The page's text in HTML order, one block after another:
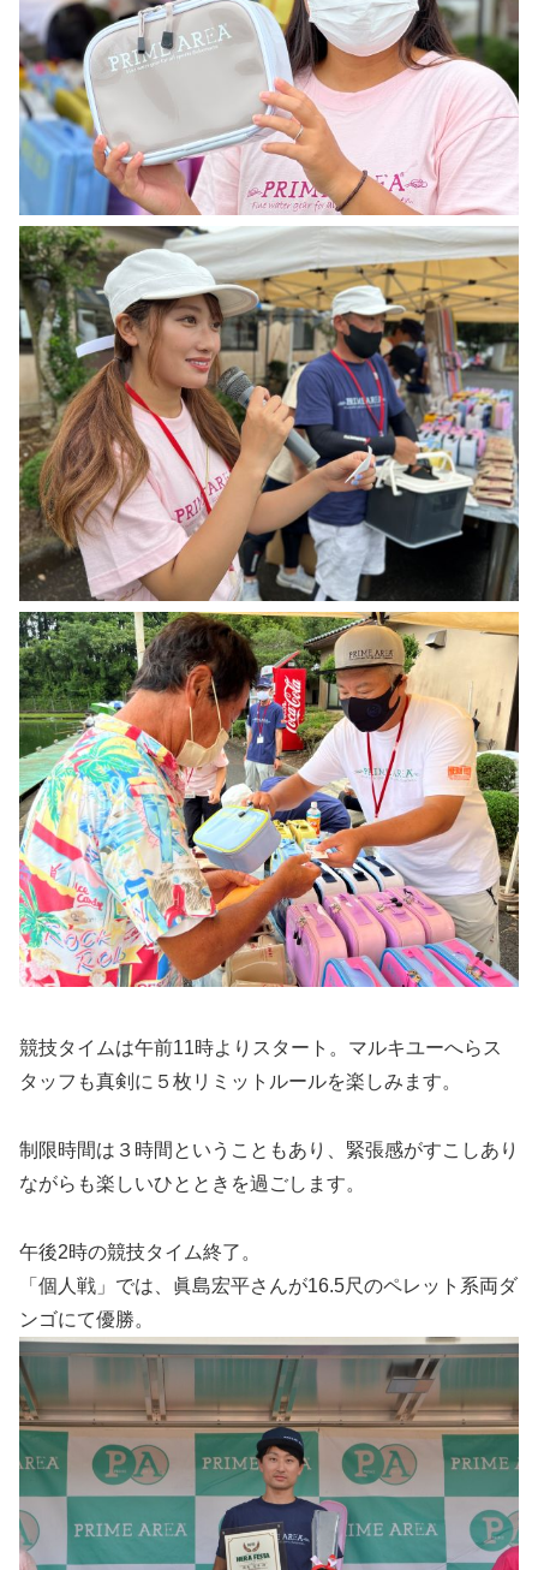
競技タイムは午前11時よりスタート。マルキユーへらス
タッフも真剣に５枚リミットルールを楽しみます。
制限時間は３時間ということもあり、緊張感がすこしあり
ながらも楽しいひとときを過ごします。
午後2時の競技タイム終了。
「個人戦」では、眞島宏平さんが16.5尺のペレット系両ダ
ンゴにて優勝。